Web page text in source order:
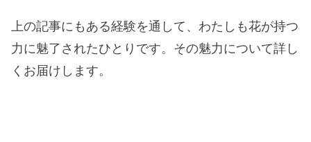
上の記事にもある経験を通して、わたしも花が持つ
力に魅了されたひとりです。その魅力について詳し
くお届けします。